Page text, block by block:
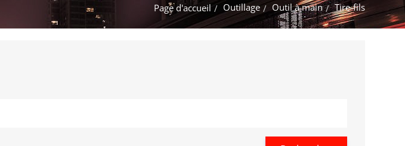
Page d'accueil Outillage Outil à main Tire-fils